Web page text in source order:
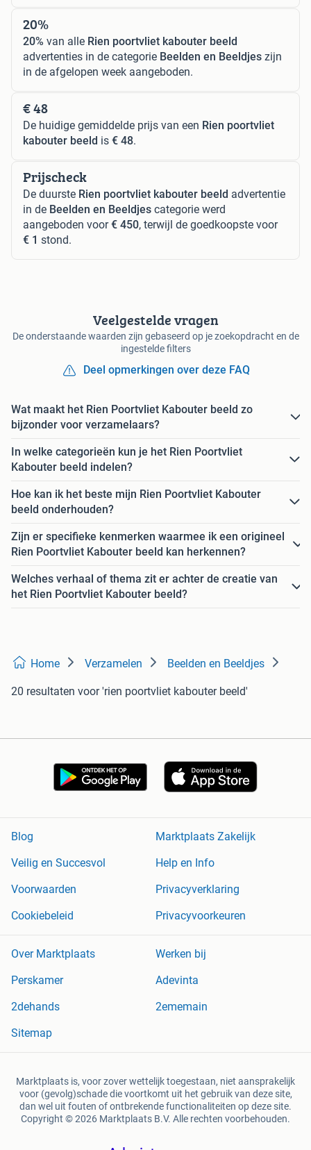
20%
20% van alle Rien poortvliet kabouter beeld
advertenties in de categorie Beelden en Beeldjes zijn
in de afgelopen week aangeboden.
€ 48
De huidige gemiddelde prijs van een Rien poortvliet
kabouter beeld is € 48.
Prijscheck
De duurste Rien poortvliet kabouter beeld advertentie
in de Beelden en Beeldjes categorie werd
aangeboden voor€ 450, terwijl de goedkoopste voor
€ 1 stond.
Veelgestelde vragen
De onderstaande waarden zijn gebaseerd op je zoekopdracht en de
ingestelde filters
Deel opmerkingen over deze FAQ
Wat maakt het Rien Poortvliet Kabouter beeld zo
bijzonder voor verzamelaars?
In welke categorieën kun je het Rien Poortvliet
Kabouter beeld indelen?
Hoe kan ik het beste mijn Rien Poortvliet Kabouter
beeld onderhouden?
Zijn er specifieke kenmerken waarmee ik een origineel
Rien Poortvliet Kabouter beeld kan herkennen?
Welches verhaal of thema zit er achter de creatie van
het Rien Poortvliet Kabouter beeld?
Home Verzamelen Beelden en Beeldjes
20 resultaten voor 'rien poortvliet kabouter beeld'
Blog
Marktplaats Zakelijk
Veilig en Succesvol
Help en Info
Voorwaarden
Privacyverklaring
Cookiebeleid
Privacyvoorkeuren
Over Marktplaats
Werken bij
Perskamer
Adevinta
2dehands
2ememain
Sitemap
Marktplaats is, voor zover wettelijk toegestaan, niet aansprakelijk
voor (gevolg)schade die voortkomt uit het gebruik van deze site,
dan wel uit fouten of ontbrekende functionaliteiten op deze site.
Copyright © 2026 Marktplaats B.V. Alle rechten voorbehouden.